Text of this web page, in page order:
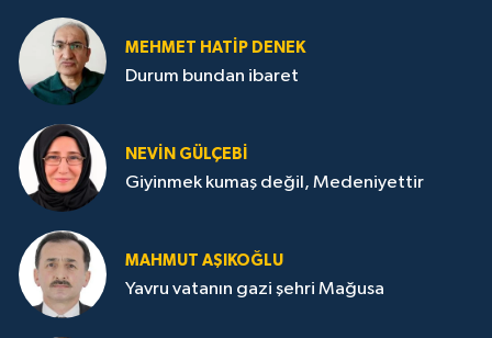
MEHMET HATİP DENEK
Durum bundan ibaret
NEVİN GÜLÇEBİ
Giyinmek kumaş değil, Medeniyettir
MAHMUT AŞIKOĞLU
Yavru vatanın gazi şehri Mağusa